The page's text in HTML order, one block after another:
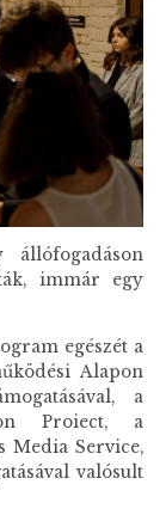
immár egy
egészét a
Alapon
a
Proiect, a
Media Service,
valósult